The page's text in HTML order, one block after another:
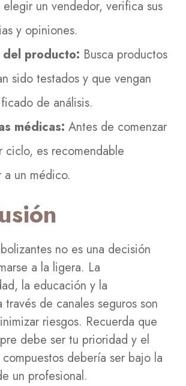
un vendedor, verifica sus
y opiniones.
del producto: Busca productos
sido testados y que vengan
de análisis.
médicas: Antes de comenzar
ciclo, es recomendable
a un médico.
no es una decisión
a la ligera. La
la educación y la
de canales seguros son
riesgos. Recuerda que
debe ser tu prioridad y el
debería ser bajo la
un profesional.